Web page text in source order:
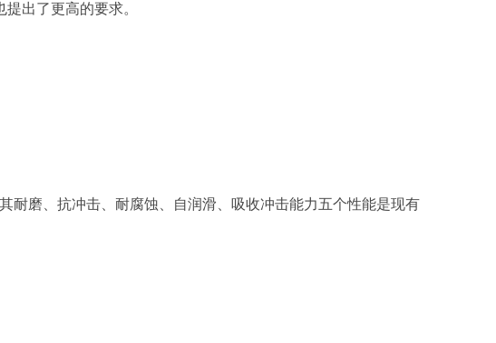
出了更高的要求。
耐磨、抗冲击、耐腐蚀、自润滑、吸收冲击能力五个性能是现有